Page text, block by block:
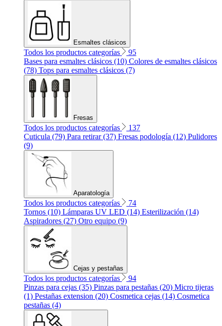
Esmaltes clásicos
Todos los productos categorías
95
Bases para esmaltes clásicos (10) Colores de esmaltes clásicos
(78) Tops para esmaltes clásicos (7)
Fresas
Todos los productos categorías
137
Cuticula (79) Para retirar (37) Fresas podología (12) Pulidores
(9)
Aparatología
Todos los productos categorías
74
Tornos (10) Lámparas UV LED (14) Esterilización (14)
Aspiradores (27) Otro equipo (9)
Cejas y pestañas
Todos los productos categorías
94
Pinzas para cejas (35) Pinzas para pestañas (20) Micro tijeras
(1) Pestañas extension (20) Cosmetica cejas (14) Cosmetica
pestañas (4)